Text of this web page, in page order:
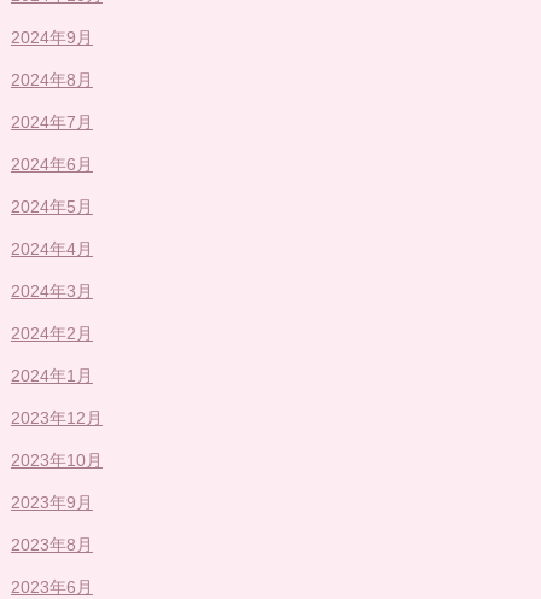
2024年9月
2024年8月
2024年7月
2024年6月
2024年5月
2024年4月
2024年3月
2024年2月
2024年1月
2023年12月
2023年10月
2023年9月
2023年8月
2023年6月